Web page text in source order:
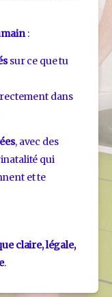
:
sur ce que tu
dans
, avec des
qui
et te
claire, légale,
.